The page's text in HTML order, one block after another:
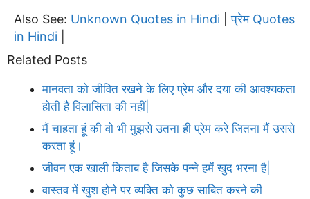
Also See: Unknown Quotes in Hindi |प्रेम Quotes
in Hindi
Related Posts
मानवता को जीवित रखने के लिए प्रेम और दया की आवश्यकता
होती है विलासिता की नहीं|
मैं चाहता हूं की वो भी मुझसे उतना ही प्रेम करे जितना मैं उससे
करता हूं।
जीवन एक खाली किताब है जिसके पन्ने हमें खुद भरना है|
वास्तव में खुश होने पर व्यक्ति को कुछ साबित करने की